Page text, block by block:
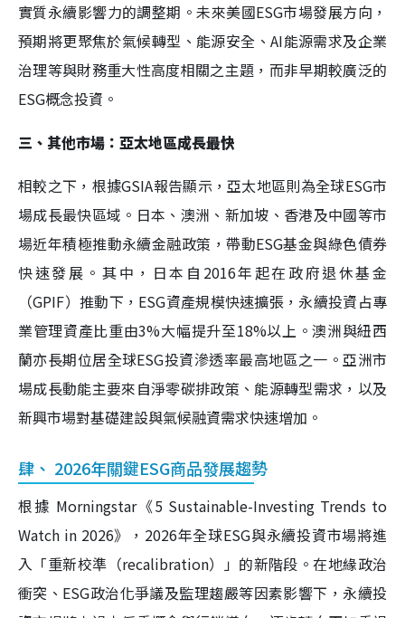
實質永續影響力的調整期。未來美國ESG市場發展方向，
預期將更聚焦於氣候轉型、能源安全、AI能源需求及企業
治理等與財務重大性高度相關之主題，而非早期較廣泛的
ESG概念投資。
三、其他市場：亞太地區成長最快
相較之下，根據GSIA報告顯示，亞太地區則為全球ESG市
場成長最快區域。日本、澳洲、新加坡、香港及中國等市
場近年積極推動永續金融政策，帶動ESG基金與綠色債券
快速發展。其中，日本自2016年起在政府退休基金
（GPIF）推動下，ESG資產規模快速擴張，永續投資占專
業管理資產比重由3%大幅提升至18%以上。澳洲與紐西
蘭亦長期位居全球ESG投資滲透率最高地區之一。亞洲市
場成長動能主要來自淨零碳排政策、能源轉型需求，以及
新興市場對基礎建設與氣候融資需求快速增加。
肆、 2026年關鍵ESG商品發展趨勢
根據 Morningstar《5 Sustainable-Investing Trends to
Watch in 2026》，2026年全球ESG與永續投資市場將進
入「重新校準（recalibration）」的新階段。在地緣政治
衝突、ESG政治化爭議及監理趨嚴等因素影響下，永續投